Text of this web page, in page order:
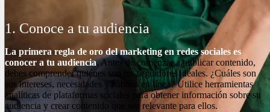
1. Conoce a tu audiencia
La primera regla de oro del marketing en redes sociales es
conocer a tu audiencia. Antes de comenzar a publicar contenido,
debes comprender quiénes son tus seguidores ideales. ¿Cuáles son
sus intereses, necesidades y hábitos en línea? Utilice herramientas
analíticas de plataformas sociales para obtener información sobre su
audiencia y crear contenido que sea relevante para ellos.